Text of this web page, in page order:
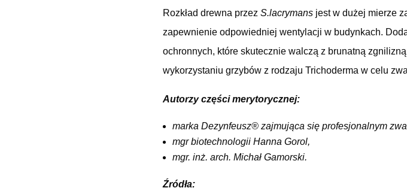
Rozkład drewna przez S.lacrymans jest w dużej mierze
zapewnienie odpowiedniej wentylacji w budynkach.
ochronnych, które skutecznie walczą z brunatną
wykorzystaniu grzybów z rodzaju Trichoderma w celu
Autorzy części merytorycznej:
marka Dezynfeusz® zajmująca się profesjonalnym
mgr biotechnologii Hanna Gorol,
mgr. inż. arch. Michał Gamorski.
Źródła: